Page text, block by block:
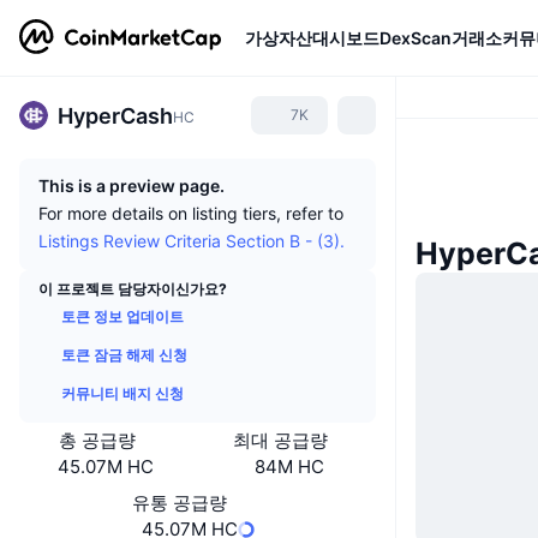
가상자산대시보드DexScan거래소커
HyperCashHC 7K
This is a preview page.
For more details on listing tiers, refer to
Listings Review Criteria Section B - (3).
이 프로젝트 담당자이신가요?
토큰 정보 업데이트
토큰 잠금 해제 신청
커뮤니티 배지 신청
총 공급량
45.07M HC
최대 공급량
84M HC
유통 공급량
45.07M HC